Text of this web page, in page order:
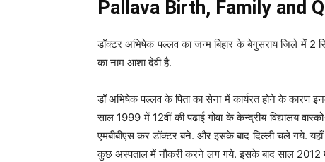
Pallava Birth, Family and
डॉक्टर अभिषेक पल्लव का जन्म बिहार के बेगुसराय जिले में 2
का नाम आशा देवी है.
डॉ अभिषेक पल्लव के पिता का सेना में कार्यरत होने के कारण
साल 1999 में 12वीं की पढाई गोवा के केन्द्रीय विद्यालय
एमबीबीएस कर डॉक्टर बने. और इसके बाद दिल्ली चले गये. यहाँ
कुछ अस्पताल में नौकरी करने लग गये. इसके बाद साल 2012 में